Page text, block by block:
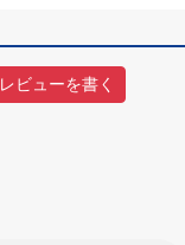
レビューを書く